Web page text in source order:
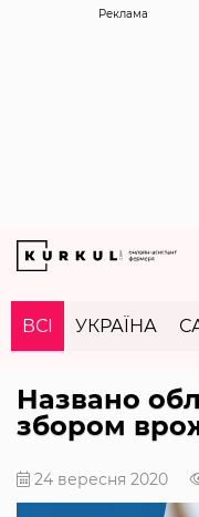
Реклама
ВСІ УКРАЇНА
Названо
збором
24 вересня 2020